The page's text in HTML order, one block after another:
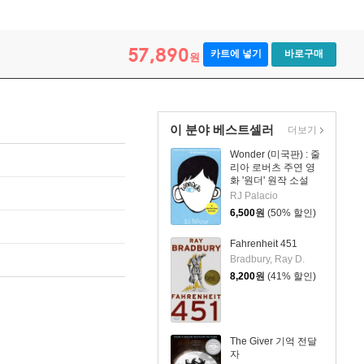
57,890원 카트에 넣기 바로구매
이 분야 베스트셀러
Wonder (미국판) : 줄
리아 로버츠 주연 영
화 '원더' 원작 소설
RJ Palacio
6,500원 (50% 할인)
Fahrenheit 451
Bradbury, Ray D.
8,200원 (41% 할인)
The Giver 기억 전달
자
더보기